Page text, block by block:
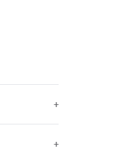
+
+